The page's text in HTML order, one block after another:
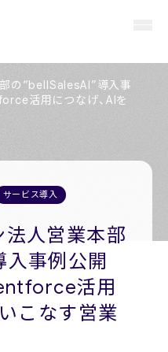
の“bellSalesAI”導入事
活用につなげ、AIを
サービス導入
人営業本部
入事例公開
活用
こなす営業